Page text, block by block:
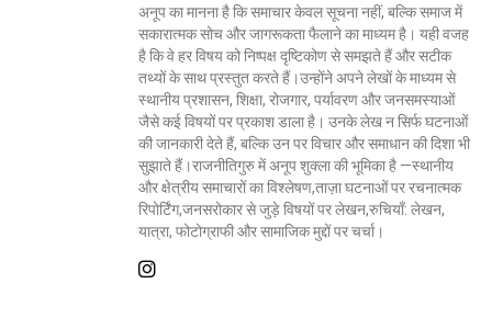
अनूप का मानना है कि समाचार केवल सूचना नहीं, बल्कि समाज में
सकारात्मक सोच और जागरूकता फैलाने का माध्यम है। यही वजह
है कि वे हर विषय को निष्पक्ष दृष्टिकोण से समझते हैं और सटीक
तथ्यों के साथ प्रस्तुत करते हैं।उन्होंने अपने लेखों के माध्यम से
स्थानीय प्रशासन, शिक्षा, रोजगार, पर्यावरण और जनसमस्याओं
जैसे कई विषयों पर प्रकाश डाला है। उनके लेख न सिर्फ घटनाओं
की जानकारी देते हैं, बल्कि उन पर विचार और समाधान की दिशा भी
सुझाते हैं।राजनीतिगुरु में अनूप शुक्ला की भूमिका है —स्थानीय
और क्षेत्रीय समाचारों का विश्लेषण,ताज़ा घटनाओं पर रचनात्मक
रिपोर्टिंग,जनसरोकार से जुड़े विषयों पर लेखन,रुचियाँ: लेखन,
यात्रा, फोटोग्राफी और सामाजिक मुद्दों पर चर्चा।